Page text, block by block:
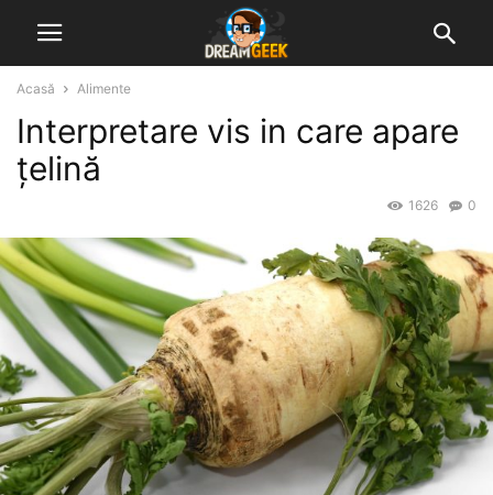
Acasă Alimente
Interpretare vis in care apare
țelină
0
1626